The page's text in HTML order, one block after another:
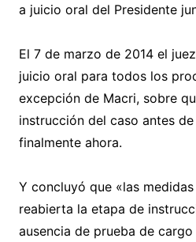
a juicio oral del Presidente
El 7 de marzo de 2014 el
juicio oral para todos los
excepción de Macri, sobre
instrucción del caso antes
finalmente ahora.
Y concluyó que «las
reabierta la etapa de
ausencia de prueba de